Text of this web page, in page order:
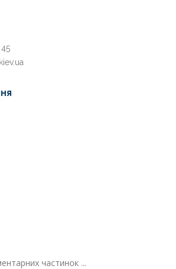
частинок ...